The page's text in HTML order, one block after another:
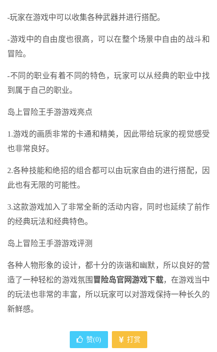
-玩家在游戏中可以收集各种武器并进行搭配。
-游戏中的自由度也很高，可以在整个场景中自由的战斗和
冒险。
-不同的职业有着不同的特色，玩家可以从经典的职业中找
到属于自己的职业。
岛上冒险王手游游戏亮点
1.游戏的画质非常的卡通和精美，因此带给玩家的视觉感受
也非常良好。
2.各种技能和绝招的组合都可以由玩家自由的进行搭配，因
此也有无限的可能性。
3.这款游戏加入了非常全新的活动内容，同时也延续了前作
的经典玩法和经典特色。
岛上冒险王手游游戏评测
各种人物形象的设计，都十分的诙谐和幽默，所以良好的营
造了一种轻松的游戏氛围 冒险岛官网游戏下载，在游戏当中
的玩法也非常的丰富，所以玩家可以对游戏保持一种长久的
新鲜感。
赞(0) 打赏